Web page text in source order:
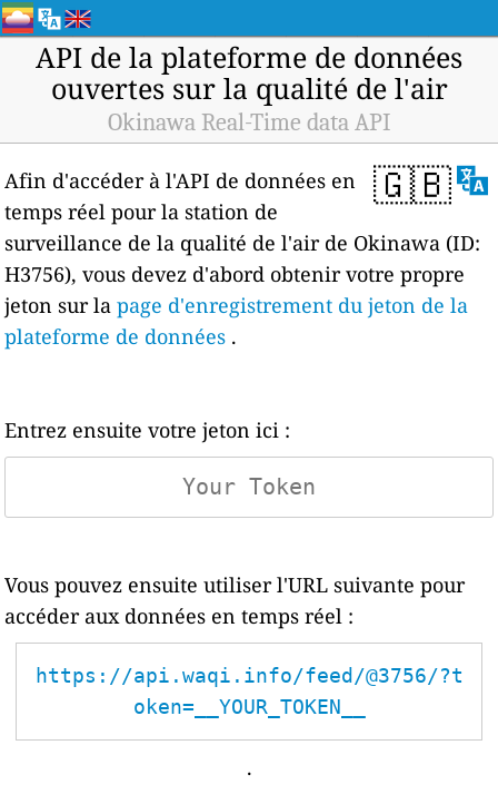
API de la plateforme de données
ouvertes sur la qualité de l'air
Okinawa Real-Time data API
🇬🇧
Afin d'accéder à l'API de données en
temps réel pour la station de
surveillance de la qualité de l'air de Okinawa (ID:
H3756), vous devez d'abord obtenir votre propre
jeton sur lapage d'enregistrement du jeton de la
plateforme de données .
Entrez ensuite votre jeton ici :
Vous pouvez ensuite utiliser l'URL suivante pour
accéder aux données en temps réel :
https://api.waqi.info/feed/@3756/?t
oken=__YOUR_TOKEN__
.